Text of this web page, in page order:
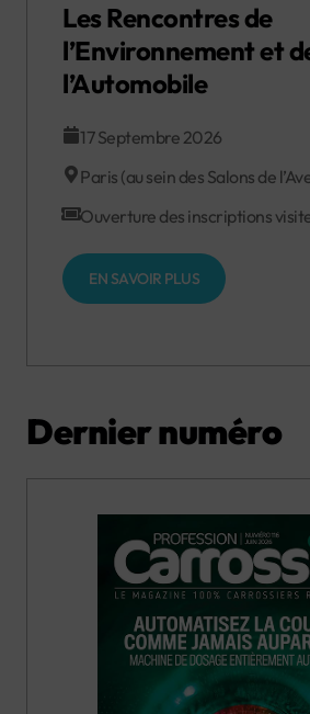
Les Rencontres de
l’Environnement et
l’Automobile
17 Septembre 2026
Paris (au sein des Salons de
Ouverture des inscriptions
EN SAVOIR PLUS
Dernier numéro